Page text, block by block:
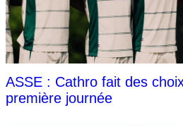
ASSE : Cathro fait des
première journée